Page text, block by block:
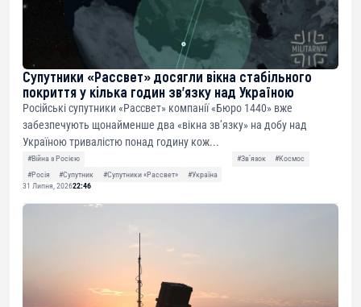
Супутники «Рассвет» досягли вікна стабільного
покриття у кілька годин зв’язку над Україною
Російські супутники «Рассвет» компанії «Бюро 1440» вже
забезпечують щонайменше два «вікна зв’язку» на добу над
Україною тривалістю понад годину кож...
#Війна з Росією #Звʼязок
#Космос
#Росія
#Супутник #Супутники «Рассвет»
#Україна
31 Липня, 202622:46